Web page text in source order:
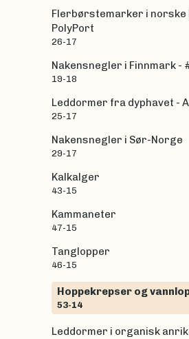
Flerbørstemarker i norske
PolyPort
26-17
Nakensnegler i Finnmark -
19-18
Leddormer fra dyphavet -
25-17
Nakensnegler i Sør-Norge
29-17
Kalkalger
43-15
Kammaneter
47-15
Tanglopper
46-15
Hoppekrepser og
53-14
Leddormer i organisk